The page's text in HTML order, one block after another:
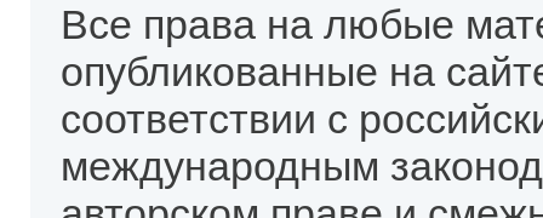
Все права на любые
опубликованные на
соответствии с
международным